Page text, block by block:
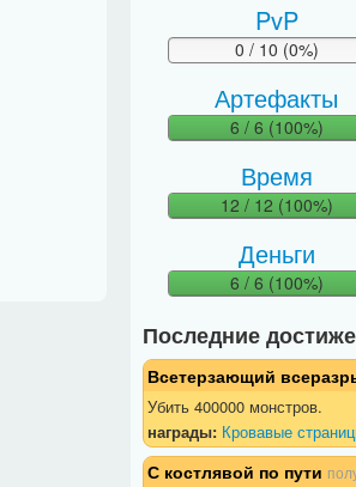
PvP
0 / 10 (0%)
Артефакты
6 / 6 (100%)
Время
12 / 12 (100%)
Деньги
6 / 6 (100%)
Последние
Всетерзающий
Убить 400000 монстров.
награды: Кровавые
С костлявой по пути